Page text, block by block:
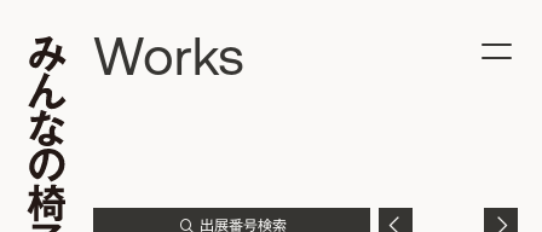
Works
出展番号検索